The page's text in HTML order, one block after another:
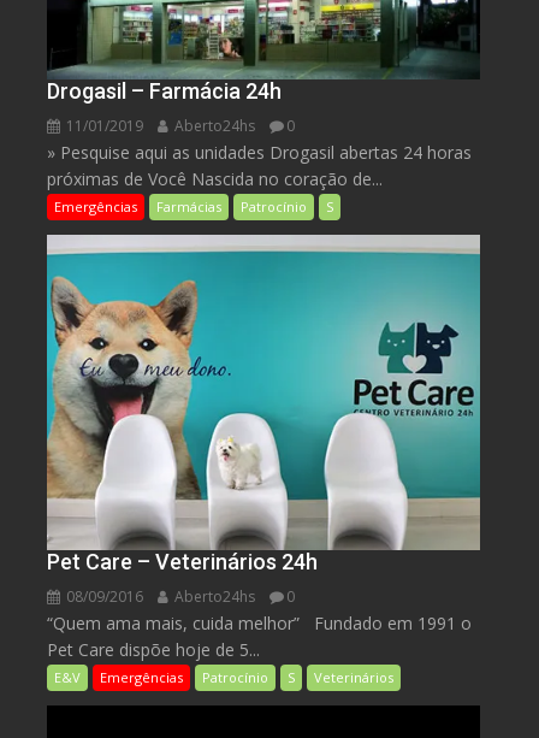
Drogasil – Farmácia 24h
11/01/2019 Aberto24hs 0
» Pesquise aqui as unidades Drogasil abertas 24 horas
próximas de Você Nascida no coração de...
Emergências Farmácias Patrocínio S
Pet Care – Veterinários 24h
08/09/2016 Aberto24hs 0
“Quem ama mais, cuida melhor” Fundado em 1991 o
Pet Care dispõe hoje de 5...
E&V Emergências Patrocínio S Veterinários